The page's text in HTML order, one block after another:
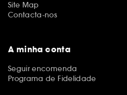
Site Map
Contacta-nos
A minha conta
Seguir encomenda
Programa de Fidelidade